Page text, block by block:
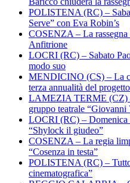
POLISTENA (RC) –
Serve” con Eva Robin’s
COSENZA – La rassegna
Anfitrione
LOCRI (RC) – Sabato
modo suo
MENDICINO (CS) – La
terza annualità del
LAMEZIA TERME (CZ)
gruppo teatrale “Giovanni
LOCRI (RC) – Domenica
“Shylock il giudeo”
COSENZA – La regia
“Cosenza in testa”
POLISTENA (RC) –
cinematografica”